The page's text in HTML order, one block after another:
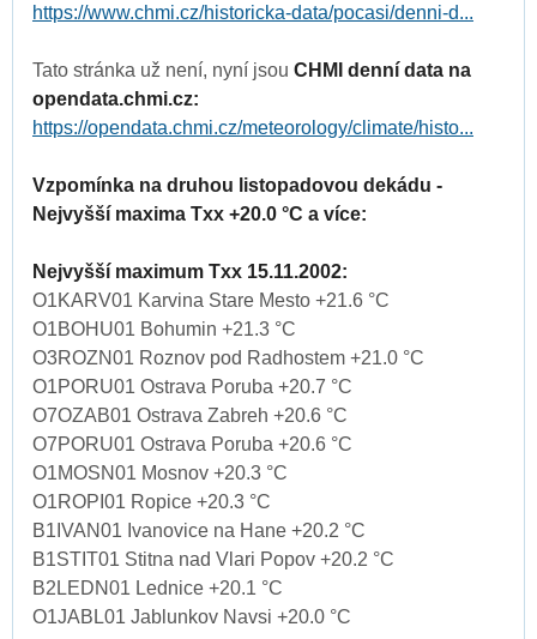
https://www.chmi.cz/historicka-data/pocasi/denni-d...
Tato stránka už není, nyní jsou CHMI denní data na
opendata.chmi.cz:
https://opendata.chmi.cz/meteorology/climate/histo...
Vzpomínka na druhou listopadovou dekádu -
Nejvyšší maxima Txx +20.0 °C a více:
Nejvyšší maximum Txx 15.11.2002:
O1KARV01 Karvina Stare Mesto +21.6 °C
O1BOHU01 Bohumin +21.3 °C
O3ROZN01 Roznov pod Radhostem +21.0 °C
O1PORU01 Ostrava Poruba +20.7 °C
O7OZAB01 Ostrava Zabreh +20.6 °C
O7PORU01 Ostrava Poruba +20.6 °C
O1MOSN01 Mosnov +20.3 °C
O1ROPI01 Ropice +20.3 °C
B1IVAN01 Ivanovice na Hane +20.2 °C
B1STIT01 Stitna nad Vlari Popov +20.2 °C
B2LEDN01 Lednice +20.1 °C
O1JABL01 Jablunkov Navsi +20.0 °C